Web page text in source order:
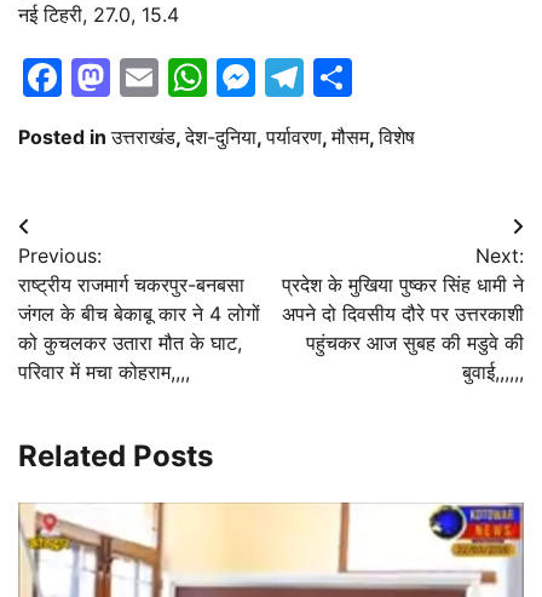
नई टिहरी, 27.0, 15.4
Facebook
Mastodon
EmailWhatsApp
Messenger
Telegram
Posted inउत्तराखंड,देश-दुनिया,पर्यावरण,मौसम,विशेष
Post
navigation
Previous:
राष्ट्रीय राजमार्ग चकरपुर-बनबसा
जंगल के बीच बेकाबू कार ने 4 लोगों
को कुचलकर उतारा मौत के घाट,
परिवार में मचा कोहराम,,,,
Next:
प्रदेश के मुखिया पुष्कर सिंह धामी ने
अपने दो दिवसीय दौरे पर उत्तरकाशी
पहुंचकर आज सुबह की मडुवे की
बुवाई,,,,,,
Related Posts